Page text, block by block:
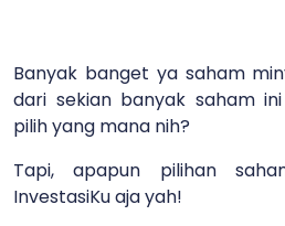
Banyak banget ya saham
dari sekian banyak saham
pilih yang mana nih?
Tapi, apapun pilihan
InvestasiKu aja yah!